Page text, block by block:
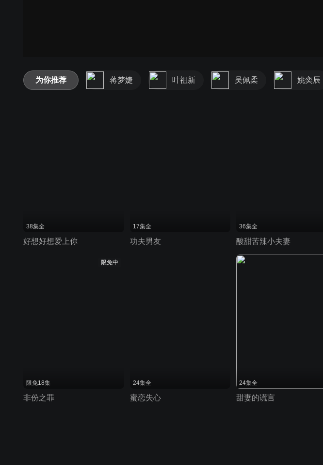
为你推荐 蒋梦婕 叶祖新 吴佩柔 姚奕辰
38集全
好想好想爱上你
17集全
功夫男友
36集全
酸甜苦辣小夫妻
限免中
限免18集
非份之罪
24集全
蜜恋失心
24集全
甜妻的谎言